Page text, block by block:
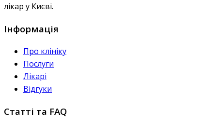
лікар у Києві.
Інформація
Про клініку
Послуги
Лікарі
Відгуки
Статті та FAQ